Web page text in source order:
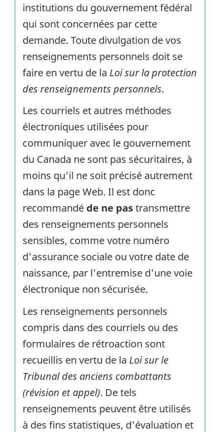
institutions du gouvernement fédéral
qui sont concernées par cette
demande. Toute divulgation de vos
renseignements personnels doit se
faire en vertu de la Loi sur la protection
des renseignements personnels.
Les courriels et autres méthodes
électroniques utilisées pour
communiquer avec le gouvernement
du Canada ne sont pas sécuritaires, à
moins qu'il ne soit précisé autrement
dans la page Web. Il est donc
recommandé de ne pastransmettre
des renseignements personnels
sensibles, comme votre numéro
d'assurance sociale ou votre date de
naissance, par l'entremise d'une voie
électronique non sécurisée.
Les renseignements personnels
compris dans des courriels ou des
formulaires de rétroaction sont
recueillis en vertu de la Loi sur le
Tribunal des anciens combattants
(révision et appel). De tels
renseignements peuvent être utilisés
à des fins statistiques, d'évaluation et